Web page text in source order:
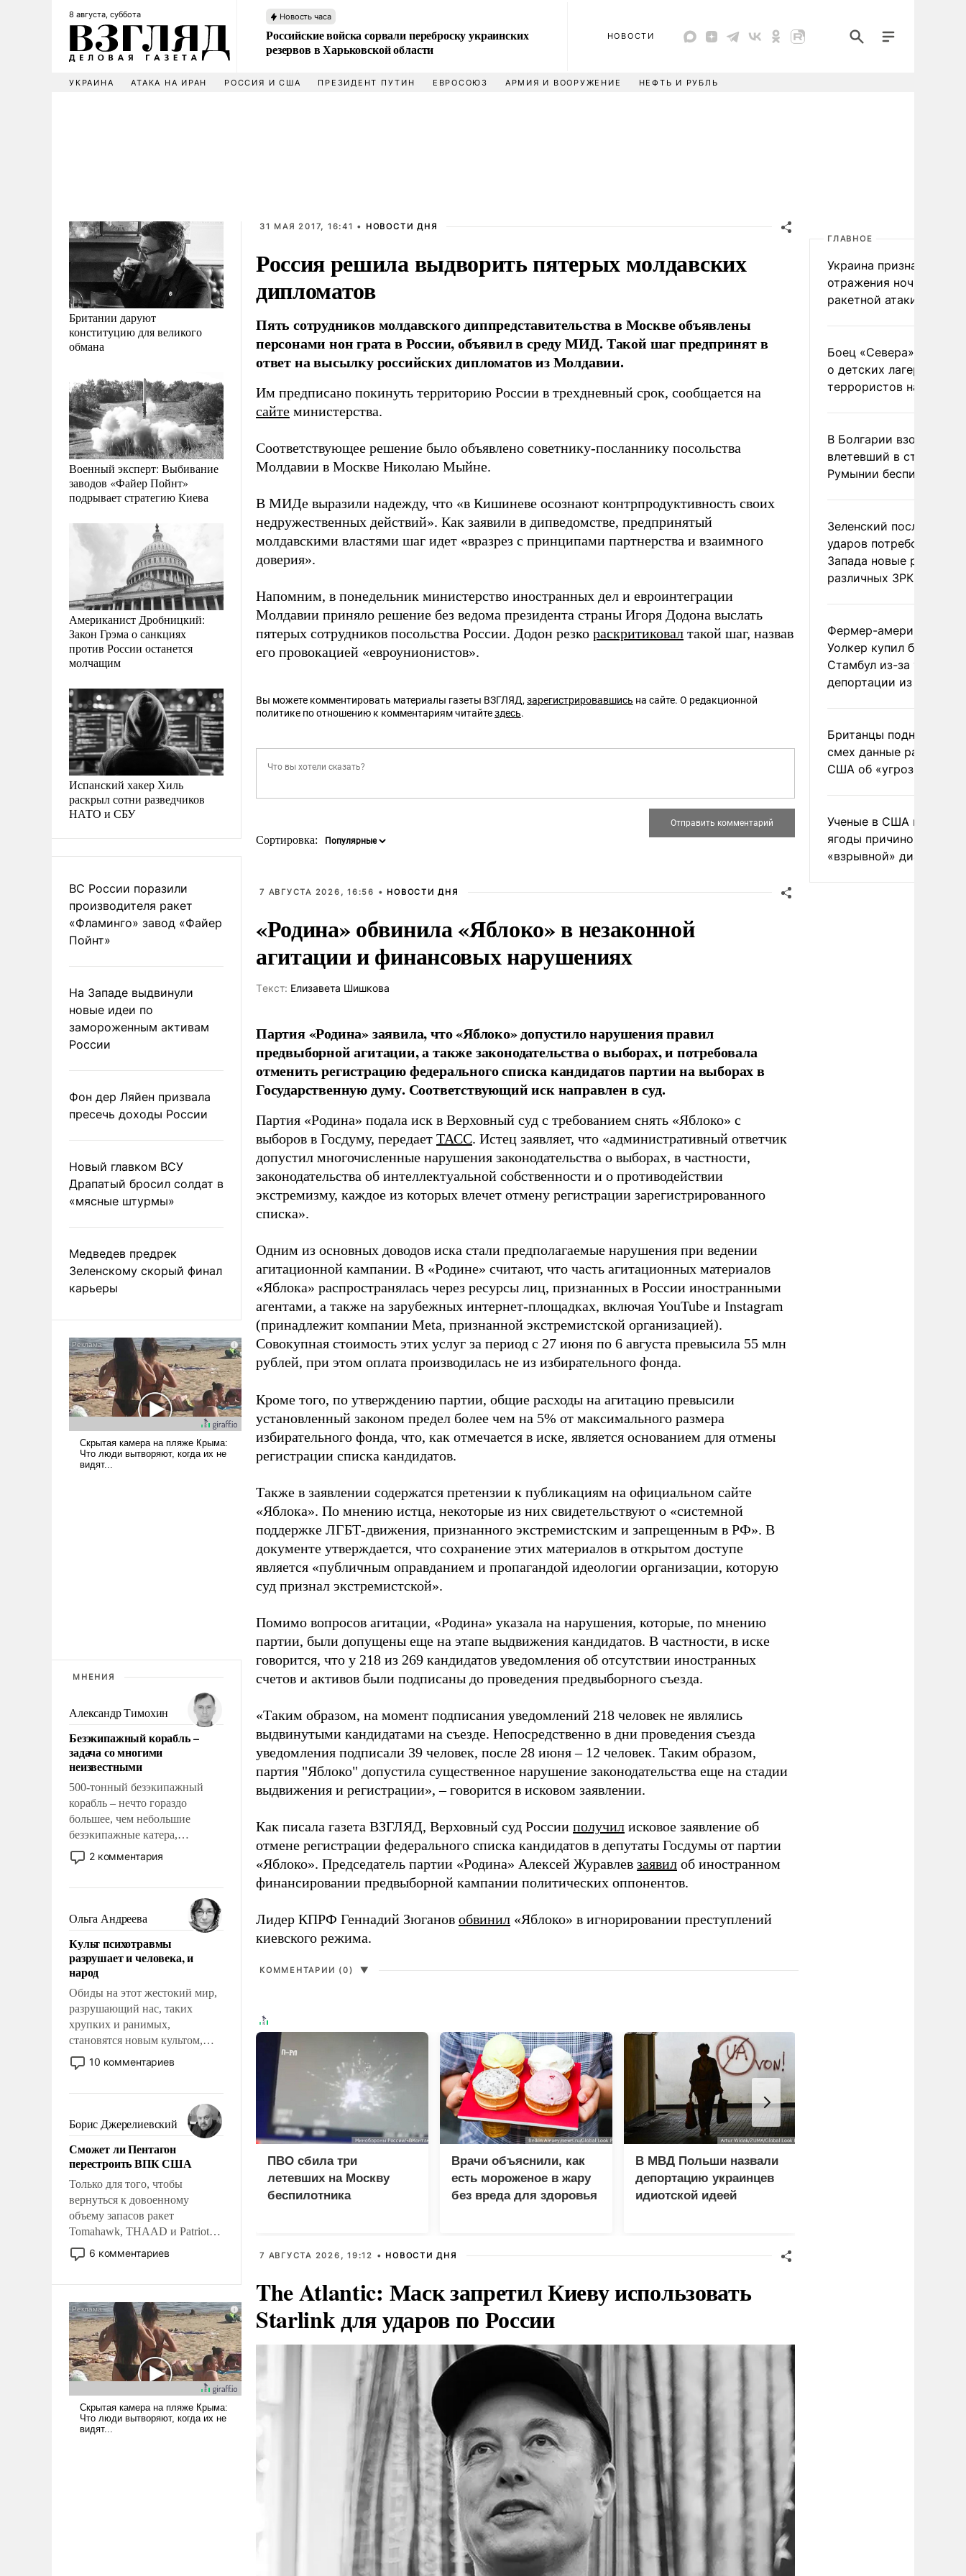
8 августа, суббота Новость часа
Российские войска сорвали переброску украинских
резервов в Харьковской области
НОВОСТИ
УКРАИНА АТАКА НА ИРАН РОССИЯ И США ПРЕЗИДЕНТ ПУТИН ЕВРОСОЮЗ АРМИЯ И ВООРУЖЕНИЕ НЕФТЬ И РУБЛЬ
Британии даруют
конституцию для великого
обмана
Военный эксперт: Выбивание
заводов «Файер Пойнт»
подрывает стратегию Киева
Американист Дробницкий:
Закон Грэма о санкциях
против России останется
молчащим
Испанский хакер Хиль
раскрыл сотни разведчиков
НАТО и СБУ
ВС России поразили
производителя ракет
«Фламинго» завод «Файер
Пойнт»
На Западе выдвинули
новые идеи по
замороженным активам
России
Фон дер Ляйен призвала
пресечь доходы России
Новый главком ВСУ
Драпатый бросил солдат в
«мясные штурмы»
Медведев предрек
Зеленскому скорый финал
карьеры
МНЕНИЯ
Александр Тимохин
Безэкипажный корабль –
задача со многими
неизвестными
500-тонный безэкипажный
корабль – нечто гораздо
большее, чем небольшие
безэкипажные катера,
применение которых уже
стало обыденностью. Задача по
сложна и амбициозна. Однако
и ее реализация радикально
поднимет наши боевые
возможности.
2 комментария
Ольга Андреева
Культ психотравмы
разрушает и человека, и
народ
Обиды на этот жестокий мир,
разрушающий нас, таких
хрупких и ранимых,
становятся новым культом,
постепенно вытесняя и
отменяя традиционное
мужественным и твердым под
ударами судьбы, брать на себя
ответственность, помогать
слабым, идти вперед и
адаптироваться.
10 комментариев
Борис Джерелиевский
Сможет ли Пентагон
перестроить ВПК США
Только для того, чтобы
вернуться к довоенному
объему запасов ракет
Tomahawk, THAAD и Patriot
США потребуется более трех
лет. Даже небольшая война с
Сложившаяся ситуация
означает многолетний период
уязвимости США, например,
перед Китаем.
6 комментариев
31 МАЯ 2017, 16:41 • НОВОСТИ ДНЯ
Россия решила выдворить пятерых молдавских
дипломатов
Пять сотрудников молдавского диппредставительства в Москве объявлены
персонами нон грата в России, объявил в среду МИД. Такой шаг предпринят в
ответ на высылку российских дипломатов из Молдавии.
Им предписано покинуть территорию России в трехдневный срок, сообщается на
сайте министерства.
Соответствующее решение было объявлено советнику-посланнику посольства
Молдавии в Москве Николаю Мыйне.
В МИДе выразили надежду, что «в Кишиневе осознают контрпродуктивность своих
недружественных действий». Как заявили в дипведомстве, предпринятый
молдавскими властями шаг идет «вразрез с принципами партнерства и взаимного
доверия».
Напомним, в понедельник министерство иностранных дел и евроинтеграции
Молдавии приняло решение без ведома президента страны Игоря Додона выслать
пятерых сотрудников посольства России. Додон резко раскритиковал такой шаг, назвав
его провокацией «евроунионистов».
Вы можете комментировать материалы газеты ВЗГЛЯД, зарегистрировавшись на сайте. О редакционной
политике по отношению к комментариям читайтездесь.
Сортировка:
7 АВГУСТА 2026, 16:56 • НОВОСТИ ДНЯ
«Родина» обвинила «Яблоко» в незаконной
агитации и финансовых нарушениях
Tекст: Елизавета Шишкова
Партия «Родина» заявила, что «Яблоко» допустило нарушения правил
предвыборной агитации, а также законодательства о выборах, и потребовала
отменить регистрацию федерального списка кандидатов партии на выборах в
Государственную думу. Соответствующий иск направлен в суд.
Партия «Родина» подала иск в Верховный суд с требованием снять «Яблоко» с
выборов в Госдуму, передает ТАСС. Истец заявляет, что «административный ответчик
допустил многочисленные нарушения законодательства о выборах, в частности,
законодательства об интеллектуальной собственности и о противодействии
экстремизму, каждое из которых влечет отмену регистрации зарегистрированного
списка».
Одним из основных доводов иска стали предполагаемые нарушения при ведении
агитационной кампании. В «Родине» считают, что часть агитационных материалов
«Яблока» распространялась через ресурсы лиц, признанных в России иностранными
агентами, а также на зарубежных интернет-площадках, включая YouTube и Instagram
(принадлежит компании Meta, признанной экстремистской организацией).
Совокупная стоимость этих услуг за период с 27 июня по 6 августа превысила 55 млн
рублей, при этом оплата производилась не из избирательного фонда.
Кроме того, по утверждению партии, общие расходы на агитацию превысили
установленный законом предел более чем на 5% от максимального размера
избирательного фонда, что, как отмечается в иске, является основанием для отмены
регистрации списка кандидатов.
Также в заявлении содержатся претензии к публикациям на официальном сайте
«Яблока». По мнению истца, некоторые из них свидетельствуют о «системной
поддержке ЛГБТ-движения, признанного экстремистским и запрещенным в РФ». В
документе утверждается, что сохранение этих материалов в открытом доступе
является «публичным оправданием и пропагандой идеологии организации, которую
суд признал экстремистской».
Помимо вопросов агитации, «Родина» указала на нарушения, которые, по мнению
партии, были допущены еще на этапе выдвижения кандидатов. В частности, в иске
говорится, что у 218 из 269 кандидатов уведомления об отсутствии иностранных
счетов и активов были подписаны до проведения предвыборного съезда.
«Таким образом, на момент подписания уведомлений 218 человек не являлись
выдвинутыми кандидатами на съезде. Непосредственно в дни проведения съезда
уведомления подписали 39 человек, после 28 июня – 12 человек. Таким образом,
партия "Яблоко" допустила существенное нарушение законодательства еще на стадии
выдвижения и регистрации», – говорится в исковом заявлении.
Как писала газета ВЗГЛЯД, Верховный суд России получил исковое заявление об
отмене регистрации федерального списка кандидатов в депутаты Госдумы от партии
«Яблоко». Председатель партии «Родина» Алексей Журавлев заявил об иностранном
финансировании предвыборной кампании политических оппонентов.
Лидер КПРФ Геннадий Зюганов обвинил «Яблоко» в игнорировании преступлений
киевского режима.
КОММЕНТАРИИ (0) ▼
ПВО сбила три
летевших на Москву
беспилотника
Врачи объяснили, как
есть мороженое в жару
без вреда для здоровья
В МВД Польши назвали
депортацию украинцев
идиотской идеей
7 АВГУСТА 2026, 19:12 • НОВОСТИ ДНЯ
The Atlantic: Маск запретил Киеву использовать
Starlink для ударов по России
ГЛАВНОЕ
Украина признала
отражения ночной
ракетной атаки
Боец «Севера»
о детских лагерях
террористов на
В Болгарии взорвался
влетевший в страну из
Румынии беспилотник
Зеленский после
ударов потребовал у
Запада новые ракеты
различных ЗРК
Фермер-американец
Уолкер купил билет в
Стамбул из-за угрозы
депортации из России
Британцы подняли на
смех данные разведки
США об «угрозе
Ученые в США назвали
ягоды причиной
«взрывной» диареи